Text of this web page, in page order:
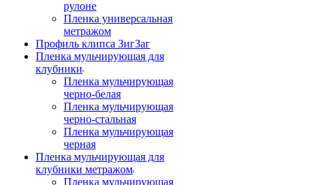
рулоне
Пленка универсальная
метражом
Профиль клипса ЗигЗаг
Пленка мульчирующая для
клубники
Пленка мульчирующая
черно-белая
Пленка мульчирующая
черно-стальная
Пленка мульчирующая
черная
Пленка мульчирующая для
клубники метражом
Пленка мульчирующая